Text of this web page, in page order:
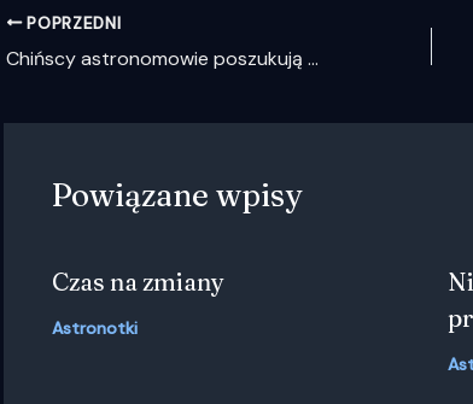
POPRZEDNI
Chińscy astronomowie poszukują kolebek nowych słońc z użyciem FAST
Powiązane wpisy
Czas na zmiany
Astronotki